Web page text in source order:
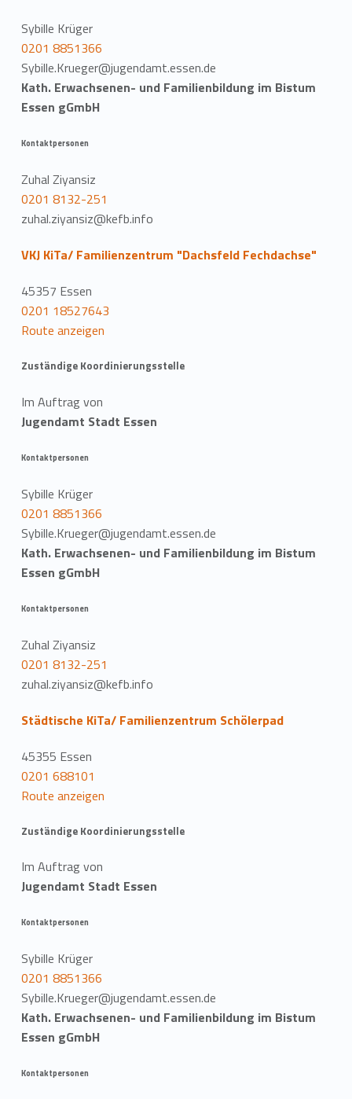
Sybille Krüger
0201 8851366
Sybille.Krueger@jugendamt.essen.de
Kath. Erwachsenen- und Familienbildung im Bistum
Essen gGmbH
Kontaktpersonen
Zuhal Ziyansiz
0201 8132-251
zuhal.ziyansiz@kefb.info
VKJ KiTa/ Familienzentrum "Dachsfeld Fechdachse"
45357 Essen
0201 18527643
Route anzeigen
Zuständige Koordinierungsstelle
Im Auftrag von
Jugendamt Stadt Essen
Kontaktpersonen
Sybille Krüger
0201 8851366
Sybille.Krueger@jugendamt.essen.de
Kath. Erwachsenen- und Familienbildung im Bistum
Essen gGmbH
Kontaktpersonen
Zuhal Ziyansiz
0201 8132-251
zuhal.ziyansiz@kefb.info
Städtische KiTa/ Familienzentrum Schölerpad
45355 Essen
0201 688101
Route anzeigen
Zuständige Koordinierungsstelle
Im Auftrag von
Jugendamt Stadt Essen
Kontaktpersonen
Sybille Krüger
0201 8851366
Sybille.Krueger@jugendamt.essen.de
Kath. Erwachsenen- und Familienbildung im Bistum
Essen gGmbH
Kontaktpersonen